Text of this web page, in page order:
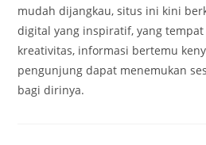
mudah dijangkau, situs ini kini
digital yang inspiratif, yang
kreativitas, informasi bertemu
pengunjung dapat menemukan
bagi dirinya.